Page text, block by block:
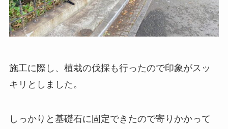
施工に際し、植栽の伐採も行ったので印象がスッ
キリとしました。
しっかりと基礎石に固定できたので寄りかかって